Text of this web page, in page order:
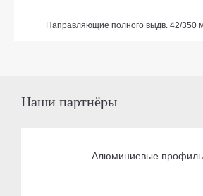
Направляющие полного выдв. 42/
Наши партнёры
Алюминиевые